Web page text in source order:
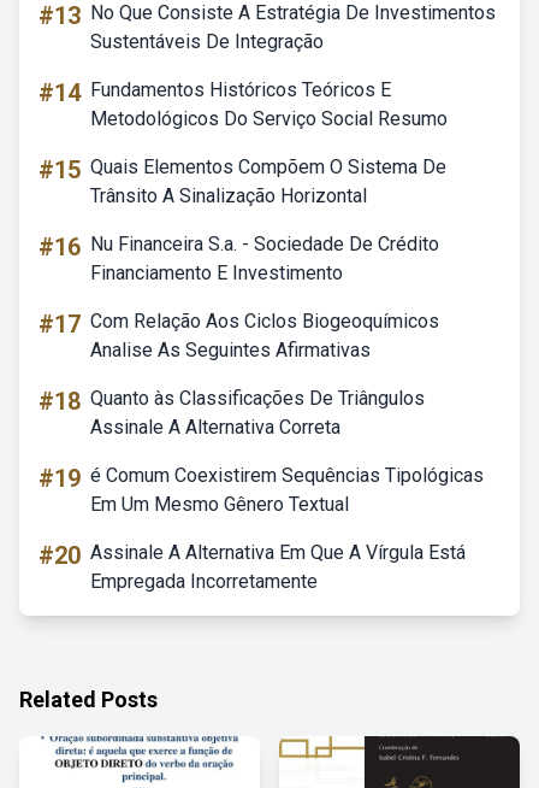
#13 No Que Consiste A Estratégia De Investimentos
Sustentáveis De Integração
#14 Fundamentos Históricos Teóricos E
Metodológicos Do Serviço Social Resumo
#15 Quais Elementos Compõem O Sistema De
Trânsito A Sinalização Horizontal
#16 Nu Financeira S.a. - Sociedade De Crédito
Financiamento E Investimento
#17 Com Relação Aos Ciclos Biogeoquímicos
Analise As Seguintes Afirmativas
#18 Quanto às Classificações De Triângulos
Assinale A Alternativa Correta
#19 é Comum Coexistirem Sequências Tipológicas
Em Um Mesmo Gênero Textual
#20 Assinale A Alternativa Em Que A Vírgula Está
Empregada Incorretamente
Related Posts